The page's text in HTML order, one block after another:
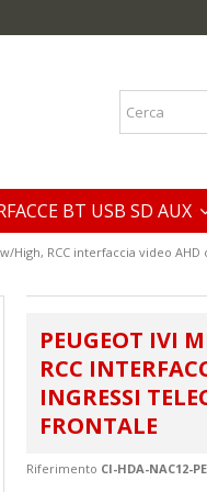
BT USB SD AUX
High, RCC interfaccia video
PEUGEOT IVI
RCC
INGRESSI
FRONTALE
Riferimento CI-HDA-NAC12-PE